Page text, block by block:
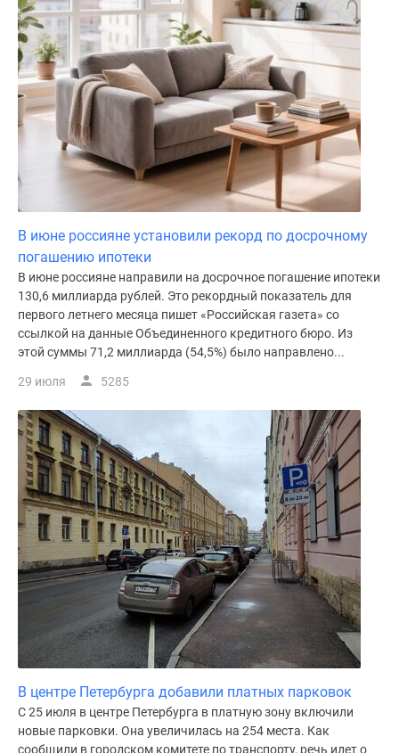
В июне россияне установили рекорд по досрочному
погашению ипотеки
В июне россияне направили на досрочное погашение ипотеки
130,6 миллиарда рублей. Это рекордный показатель для
первого летнего месяца пишет «Российская газета» со
ссылкой на данные Объединенного кредитного бюро. Из
этой суммы 71,2 миллиарда (54,5%) было направлено...
29 июля 5285
В центре Петербурга добавили платных парковок
С 25 июля в центре Петербурга в платную зону включили
новые парковки. Она увеличилась на 254 места. Как
сообщили в городском комитете по транспорту, речь идет о